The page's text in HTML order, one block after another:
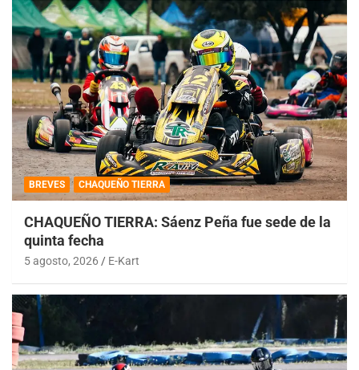
BREVES CHAQUEÑO TIERRA
CHAQUEÑO TIERRA: Sáenz Peña fue sede de la
quinta fecha
5 agosto, 2026 E-Kart